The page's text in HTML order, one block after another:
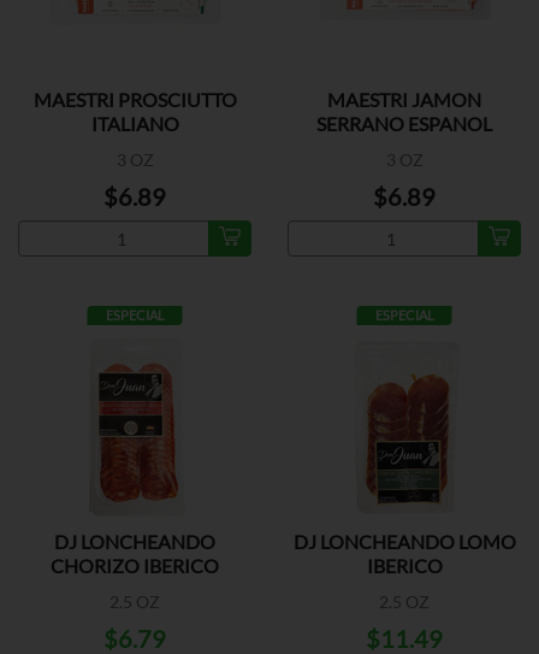
MAESTRI PROSCIUTTO
ITALIANO
3 OZ
$6.89
MAESTRI JAMON
SERRANO ESPANOL
3 OZ
$6.89
ESPECIAL
DJ LONCHEANDO
CHORIZO IBERICO
2.5 OZ
$6.79
ESPECIAL
DJ LONCHEANDO LOMO
IBERICO
2.5 OZ
$11.49